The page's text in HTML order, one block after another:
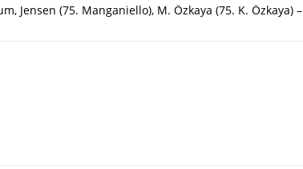
Jensen (75. Manganiello), M. Özkaya (75. K. Özkaya) –